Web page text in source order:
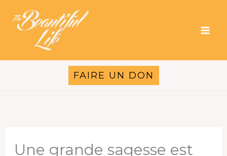
contenu
FAIRE UN DON
Une grande sagesse est